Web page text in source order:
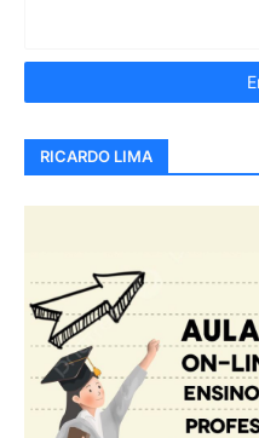
RICARDO LIMA